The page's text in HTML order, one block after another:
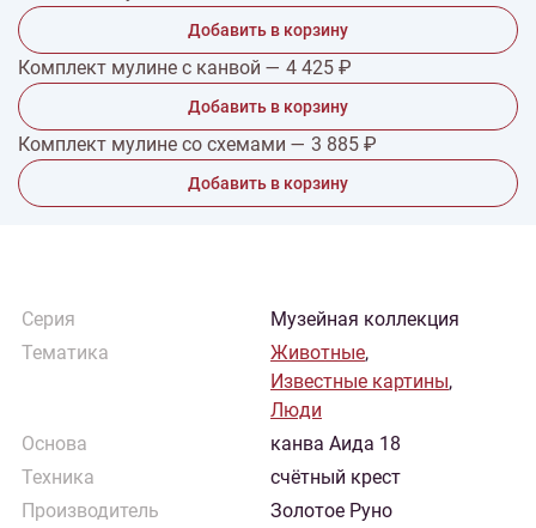
Добавить в корзину
Комплект мулине с канвой — 4 425 ₽
Добавить в корзину
Комплект мулине со схемами — 3 885 ₽
Добавить в корзину
Серия
Музейная коллекция
Тематика
Животные,
Известные картины,
Люди
Основа
канва Аида 18
Техника
счётный крест
Производитель
Золотое Руно